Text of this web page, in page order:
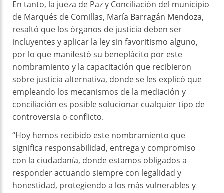
En tanto, la jueza de Paz y Conciliación del municipio
de Marqués de Comillas, María Barragán Mendoza,
resaltó que los órganos de justicia deben ser
incluyentes y aplicar la ley sin favoritismo alguno,
por lo que manifestó su beneplácito por este
nombramiento y la capacitación que recibieron
sobre justicia alternativa, donde se les explicó que
empleando los mecanismos de la mediación y
conciliación es posible solucionar cualquier tipo de
controversia o conflicto.
“Hoy hemos recibido este nombramiento que
significa responsabilidad, entrega y compromiso
con la ciudadanía, donde estamos obligados a
responder actuando siempre con legalidad y
honestidad, protegiendo a los más vulnerables y